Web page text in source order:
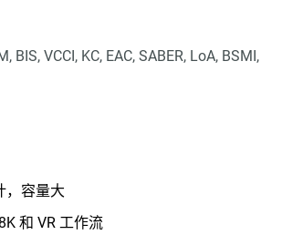
BIS, VCCI, KC, EAC, SABER, LoA, BSMI,
，容量大
和 VR 工作流